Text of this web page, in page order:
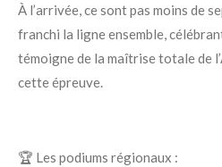
À l’arrivée, ce sont pas moins de
franchi la ligne ensemble,
témoigne de la maîtrise totale de
cette épreuve.
🏆 Les podiums régionaux :